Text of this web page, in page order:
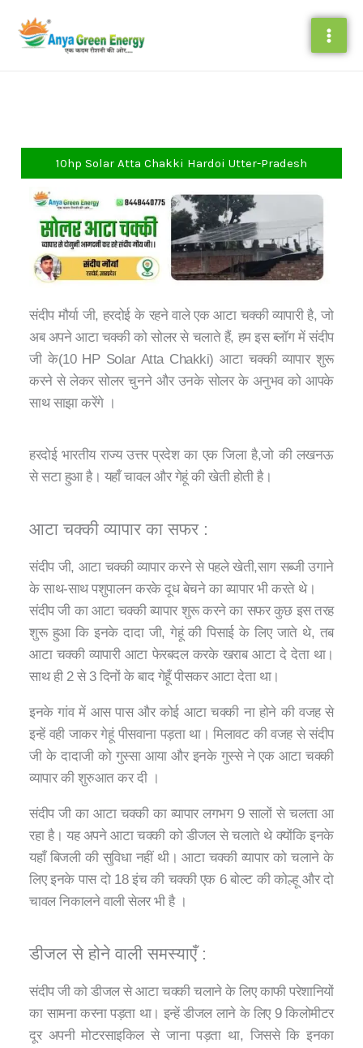
content
10hp Solar Atta Chakki Hardoi Utter-Pradesh
संदीप मौर्या जी, हरदोई के रहने वाले एक आटा चक्की व्यापारी है, जो
अब अपने आटा चक्की को सोलर से चलाते हैं, हम इस ब्लॉग में संदीप
जी के(10 HP Solar Atta Chakki) आटा चक्की व्यापार शुरू
करने से लेकर सोलर चुनने और उनके सोलर के अनुभव को आपके
साथ साझा करेंगे ।
हरदोई भारतीय राज्य उत्तर प्रदेश का एक जिला है,जो की लखनऊ
से सटा हुआ है। यहाँ चावल और गेहूं की खेती होती है।
आटा चक्की व्यापार का सफर :
संदीप जी, आटा चक्की व्यापार करने से पहले खेती,साग सब्जी उगाने
के साथ-साथ पशुपालन करके दूध बेचने का व्यापार भी करते थे।
संदीप जी का आटा चक्की व्यापार शुरू करने का सफर कुछ इस तरह
शुरू हुआ कि इनके दादा जी, गेहूं की पिसाई के लिए जाते थे, तब
आटा चक्की व्यापारी आटा फेरबदल करके खराब आटा दे देता था।
साथ ही 2 से 3 दिनों के बाद गेहूँ पीसकर आटा देता था।
इनके गांव में आस पास और कोई आटा चक्की ना होने की वजह से
इन्हें वही जाकर गेहूं पीसवाना पड़ता था। मिलावट की वजह से संदीप
जी के दादाजी को गुस्सा आया और इनके गुस्से ने एक आटा चक्की
व्यापार की शुरुआत कर दी ।
संदीप जी का आटा चक्की का व्यापार लगभग 9 सालों से चलता आ
रहा है। यह अपने आटा चक्की को डीजल से चलाते थे क्योंकि इनके
यहाँ बिजली की सुविधा नहीं थी। आटा चक्की व्यापार को चलाने के
लिए इनके पास दो 18 इंच की चक्की एक 6 बोल्ट की कोल्हू और दो
चावल निकालने वाली सेलर भी है ।
डीजल से होने वाली समस्याएँ :
संदीप जी को डीजल से आटा चक्की चलाने के लिए काफी परेशानियों
का सामना करना पड़ता था। इन्हें डीजल लाने के लिए 9 किलोमीटर
दूर अपनी मोटरसाइकिल से जाना पड़ता था, जिससे कि इनका